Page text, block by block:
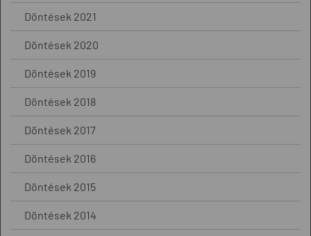
Döntések 2021
Döntések 2020
Döntések 2019
Döntések 2018
Döntések 2017
Döntések 2016
Döntések 2015
Döntések 2014